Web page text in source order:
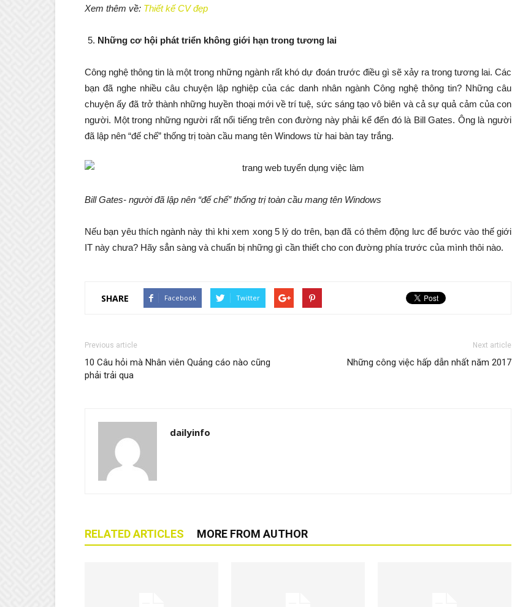
Xem thêm về: Thiết kế CV đẹp
Những cơ hội phát triển không giới hạn trong tương lai
Công nghệ thông tin là một trong những ngành rất khó dự đoán trước điều gì sẽ xảy ra trong tương lai. Các
bạn đã nghe nhiều câu chuyện lập nghiệp của các danh nhân ngành Công nghệ thông tin? Những câu
chuyện ấy đã trở thành những huyền thoại mới về trí tuệ, sức sáng tạo vô biên và cả sự quả cảm của con
người. Một trong những người rất nổi tiếng trên con đường này phải kể đến đó là Bill Gates. Ông là người
đã lập nên “đế chế” thống trị toàn cầu mang tên Windows từ hai bàn tay trắng.
Bill Gates- người đã lập nên “đế chế” thống trị toàn cầu mang tên Windows
Nếu bạn yêu thích ngành này thì khi xem xong 5 lý do trên, bạn đã có thêm động lưc để bước vào thế giới
IT này chưa? Hãy sẳn sàng và chuẩn bị những gì cần thiết cho con đường phía trước của mình thôi nào.
SHARE Facebook Twitter
Previous article
10 Câu hỏi mà Nhân viên Quảng cáo nào cũng
phải trải qua
Next article
Những công việc hấp dẫn nhất năm 2017
dailyinfo
RELATED ARTICLES MORE FROM AUTHOR